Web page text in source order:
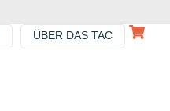
ÜBER DAS TAC